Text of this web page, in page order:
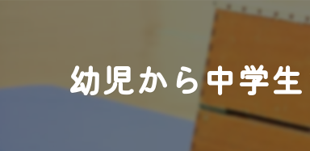
幼児から中学